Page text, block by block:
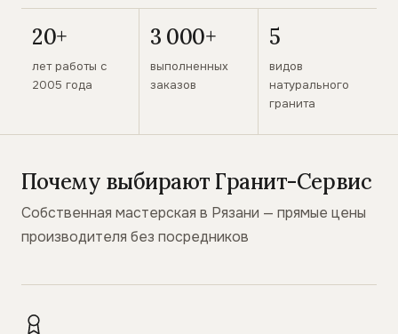
20+
лет работы с
2005 года
3 000+
выполненных
заказов
5
видов
натурального
гранита
Почему выбирают Гранит-Сервис
Собственная мастерская в Рязани — прямые цены
производителя без посредников